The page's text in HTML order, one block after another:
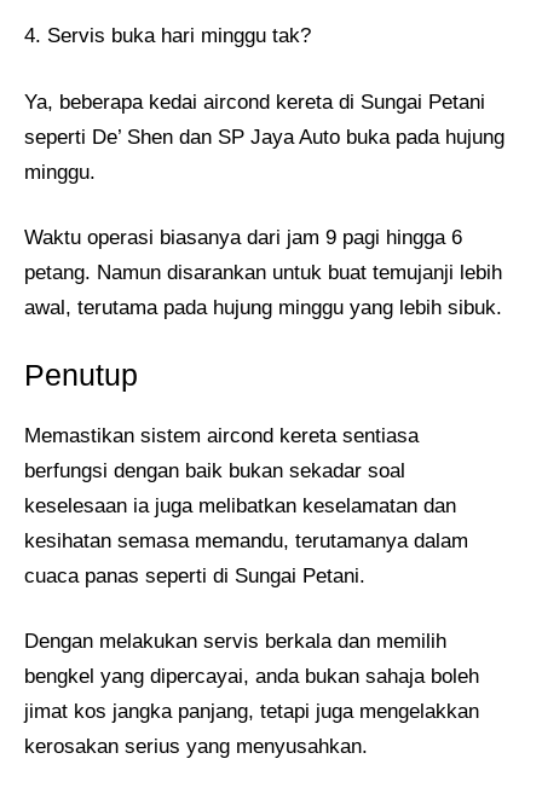
4. Servis buka hari minggu tak?
Ya, beberapa kedai aircond kereta di Sungai Petani
seperti De’ Shen dan SP Jaya Auto buka pada hujung
minggu.
Waktu operasi biasanya dari jam 9 pagi hingga 6
petang. Namun disarankan untuk buat temujanji lebih
awal, terutama pada hujung minggu yang lebih sibuk.
Penutup
Memastikan sistem aircond kereta sentiasa
berfungsi dengan baik bukan sekadar soal
keselesaan ia juga melibatkan keselamatan dan
kesihatan semasa memandu, terutamanya dalam
cuaca panas seperti di Sungai Petani.
Dengan melakukan servis berkala dan memilih
bengkel yang dipercayai, anda bukan sahaja boleh
jimat kos jangka panjang, tetapi juga mengelakkan
kerosakan serius yang menyusahkan.